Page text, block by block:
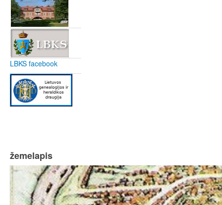
LBKS facebook
žemelapis